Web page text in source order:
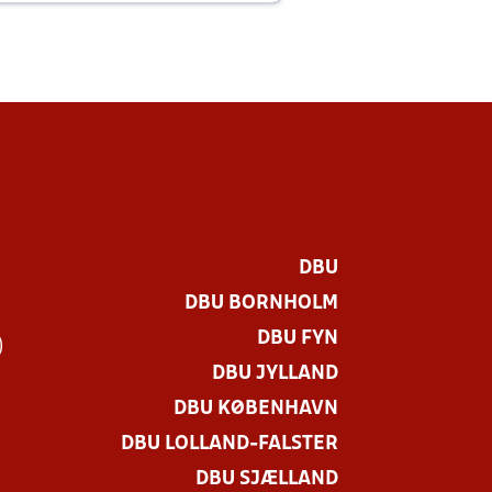
DBU
DBU BORNHOLM
DBU FYN
DBU JYLLAND
DBU KØBENHAVN
DBU LOLLAND-FALSTER
DBU SJÆLLAND